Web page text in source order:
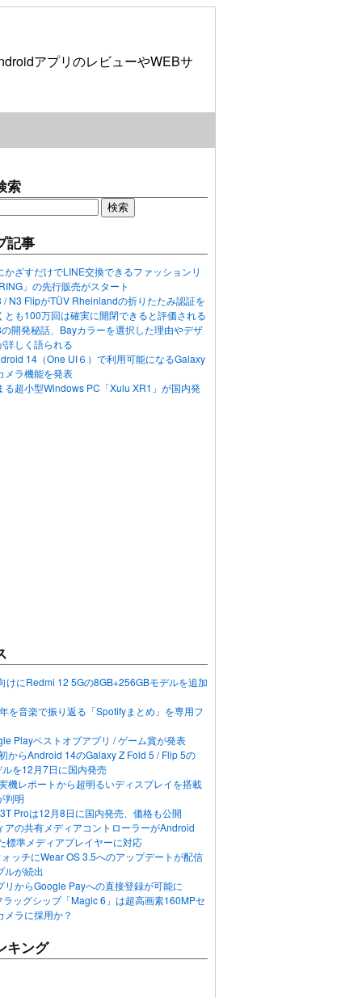
アプリのレビューやWEBサ
索
記事
かざすだけでLINE交換できるファッションリ
」の先行販売がスタート
/ N3 FlipがTÜV Rheinlandの折りたたみ認証を
とも100万回は確実に開閉できると評価される
開発秘話、Bayカラーを選択した理由やデザ
詳しく語られる
14（One UI６）で利用可能になるGalaxy
メラ機能を発表
る超小型Windows PC「Xulu XR1」が国内発
けにRedmi 12 5Gの8GB+256GBモデルを追加
を音楽で振り返る「Spotifyまとめ」を専用フ
Playベストオブアプリ / ゲーム賞が発表
からAndroid 14のGalaxy Z Fold 5 / Flip 5の
を12月7日に国内発売
機レポートから超明るいディスプレイを搭載
判明
Proは12月8日に国内発売、価格も公開
アの共有メディアコントローラーがAndroid
標準メディアプレイヤーに対応
ッチにWear OS 3.5へのアップデートが配信
ルが続出
リからGoogle Payへの直接登録が可能に
ッグシップ「Magic 6」は超高画素160MPセ
メラに採用か？
キング